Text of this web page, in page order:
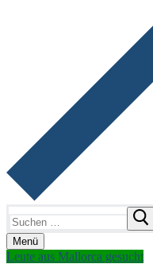
nach:
Menü
Leute aus Mallorca gesucht